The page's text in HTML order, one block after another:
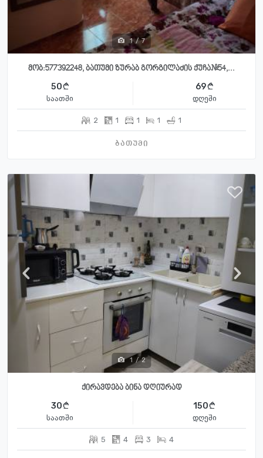
1 / 7
მობ:577392248, ბათუმი ზურაბ გორგილაძის ქუჩა#54,...
50
საათში
69
დღეში
2 1 1 1 1
ბათუმი
1 / 2
ქირავდება ბინა დღიურად
30
საათში
150
დღეში
5 4 3 4